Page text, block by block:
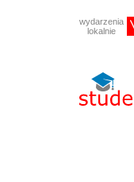
wydarzenia
lokalnie